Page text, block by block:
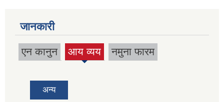
जानकारी
एन कानुन आय व्यय
(active
नमुना फारम
अन्य